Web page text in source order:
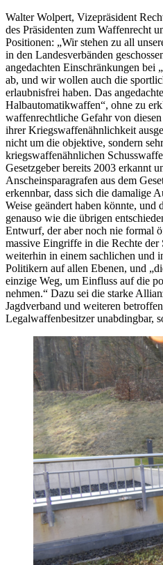
Walter Wolpert, Vizepräsident
des Präsidenten zum Waffenrecht
Positionen: „Wir stehen zu all
in den Landesverbänden
angedachten Einschränkungen bei
ab, und wir wollen auch die
erlaubnisfrei haben. Das
Halbautomatikwaffen“, ohne zu
waffenrechtliche Gefahr von
ihrer Kriegswaffenähnlichkeit
nicht um die objektive, sondern
kriegswaffenähnlichen
Gesetzgeber bereits 2003 erkannt
Anscheinsparagrafen aus dem
erkennbar, dass sich die damalige
Weise geändert haben könnte, und
genauso wie die übrigen
Entwurf, der aber noch nie formal
massive Eingriffe in die Rechte
weiterhin in einem sachlichen und
Politikern auf allen Ebenen, und
einzige Weg, um Einfluss auf die
nehmen.“ Dazu sei die starke
Jagdverband und weiteren
Legalwaffenbesitzer unabdingbar,